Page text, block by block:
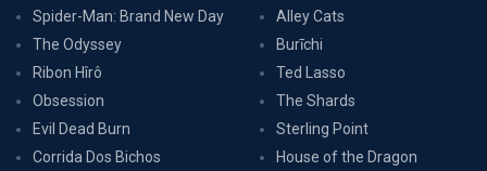
Spider-Man: Brand New Day
The Odyssey
Ribon Hîrô
Obsession
Evil Dead Burn
Corrida Dos Bichos
Alley Cats
Burīchi
Ted Lasso
The Shards
Sterling Point
House of the Dragon